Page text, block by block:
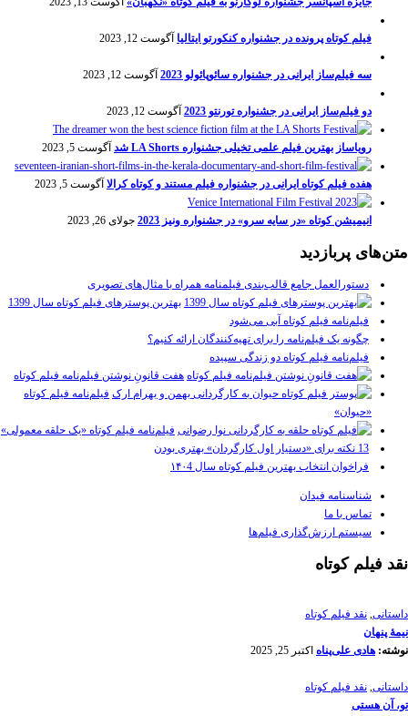
فیلم کوتاه پرونده در جشنواره کنکورتو ایتالیا آگوست 12, 2023
سه فیلم‌ساز ایرانی در جشنواره سائوپائولو 2023 آگوست 12, 2023
دو فیلم‌ساز ایرانی در جشنواره تورنتو 2023 آگوست 12, 2023
رویاساز بهترین فیلم علمی تخیلی جشنواره LA Shorts شد آگوست 5, 2023
هفده فیلم کوتاه ایرانی در جشنواره فیلم مستند و کوتاه کرالا آگوست 5, 2023
انیمیشن کوتاه «در سایه سرو» در جشنواره ونیز 2023 جولای 26, 2023
متن‌های پربازدید
دستورالعمل جامع قالب‌بندی فیلمنامه همراه با مثال‌های تصویری
بهترین پوسترهای فیلم کوتاه سال 1399
فیلم‌نامه فیلم کوتاه آبی می‌شود
چگونه یک فیلم‌نامه را برای تهیه‌کنندگان ارائه کنیم؟
فیلم‌نامه فیلم کوتاه دو زندگی سپیده
هفت قانونِ نوشتن فیلم‌نامه فیلم کوتاه
فیلم‌نامه فیلم کوتاه
«حیوان»
فیلم‌نامه فیلم کوتاه «یک حلقه معمولی»
13 نکته برای «دستیار اول کارگردان» بهتری بودن
فراخوان انتخاب بهترین فیلم کوتاه سال ۱۴۰4
شناسنامه فیدان
تماس با ما
سیستم ارزش‌گذاری فیلم‌ها
نقد فیلم کوتاه
داستانی, نقد فیلم کوتاه
نیمۀ پنهان
نوشته: هادی علی‌پناه اکتبر 25, 2025
داستانی, نقد فیلم کوتاه
تو، آن هستی